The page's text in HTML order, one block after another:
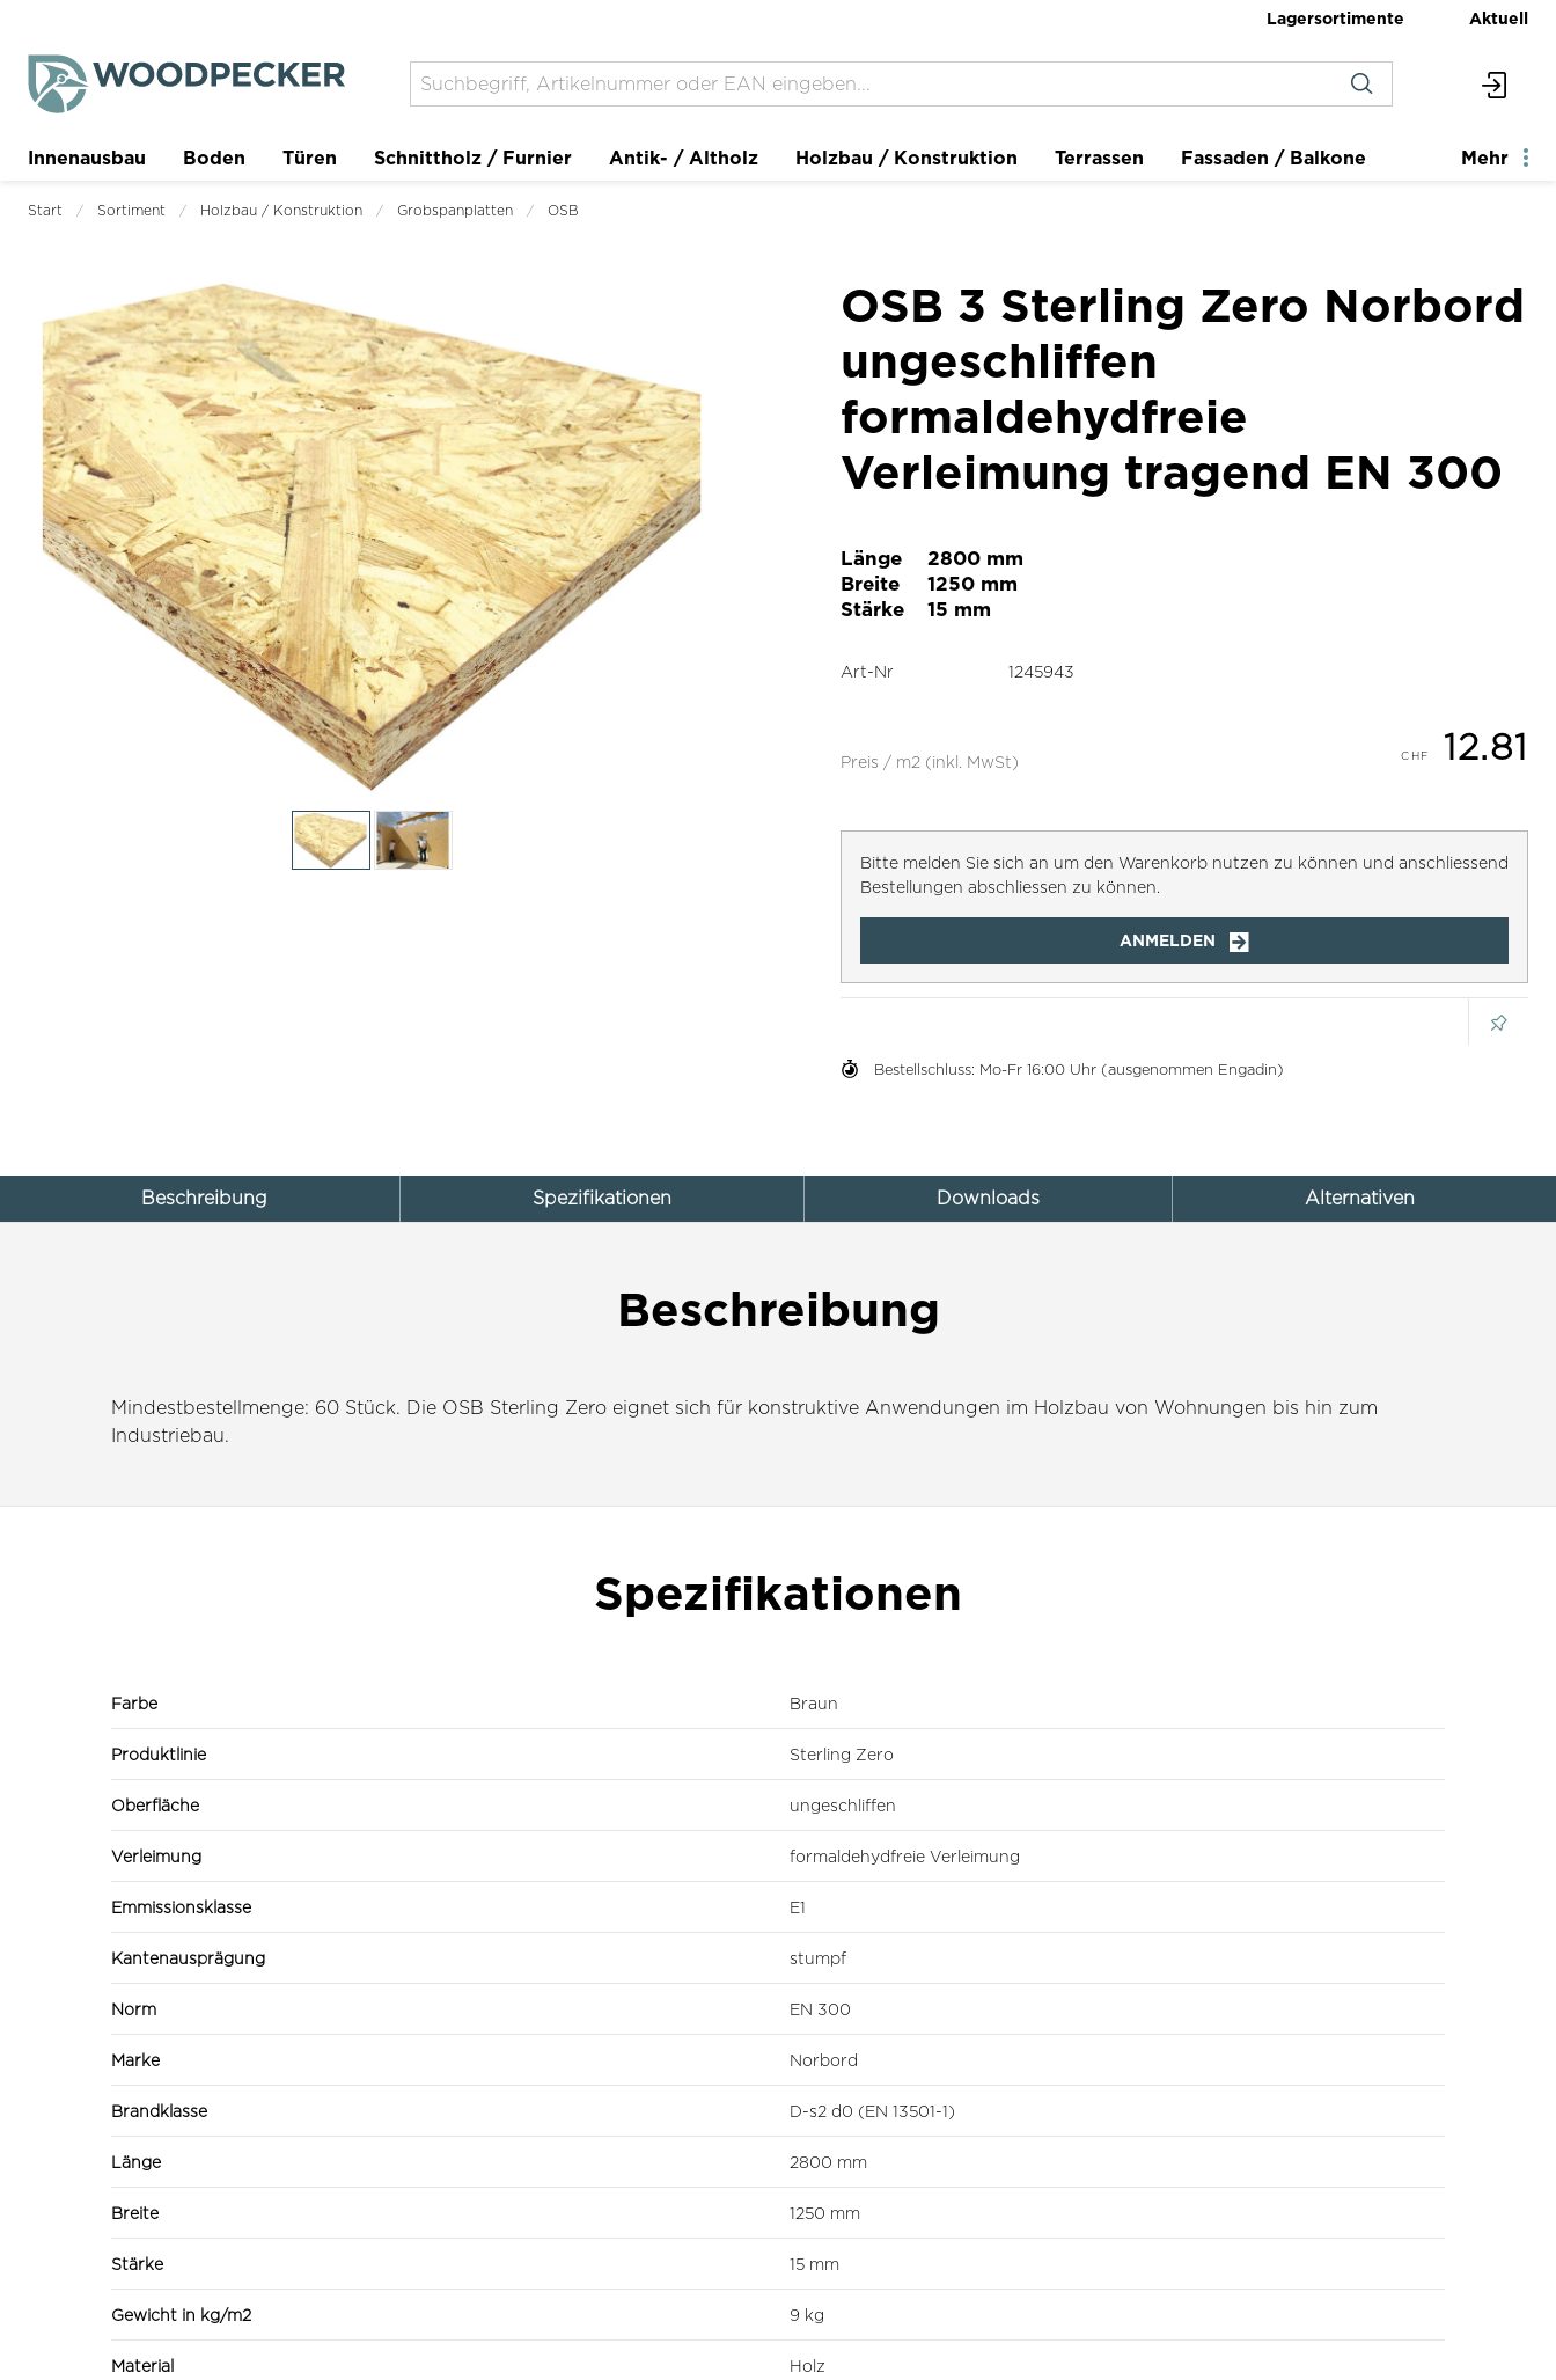
Lagersortimente Aktuell
Innenausbau Boden Türen Schnittholz / Furnier Antik- / Altholz Holzbau / Konstruktion Terrassen Fassaden / Balkone
Trockenbau Planer
Mehr
Start Sortiment Holzbau / Konstruktion Grobspanplatten OSB
OSB 3 Sterling Zero Norbord
ungeschliffen
formaldehydfreie
Verleimung tragend EN 300
Länge
2800 mm
Breite
1250 mm
Stärke
15 mm
Preis / m2 (inkl. MwSt) 12.81
Bitte melden Sie sich an um den Warenkorb nutzen zu können und anschliessend
Bestellungen abschliessen zu können.
ANMELDEN
Bestellschluss: Mo-Fr 16:00 Uhr (ausgenommen Engadin)
Art-Nr 1245943
Beschreibung Spezifikationen Downloads Alternativen
Beschreibung
Mindestbestellmenge: 60 Stück. Die OSB Sterling Zero eignet sich für konstruktive Anwendungen im Holzbau von Wohnungen bis hin zum
Industriebau.
Spezifikationen
Farbe Braun
Produktlinie Sterling Zero
Oberfläche ungeschliffen
Verleimung formaldehydfreie Verleimung
Emmissionsklasse E1
Kantenausprägung stumpf
Norm EN 300
Marke Norbord
Brandklasse D-s2 d0 (EN 13501-1)
Länge 2800 mm
Breite 1250 mm
Stärke 15 mm
Gewicht in kg/m2 9 kg
Material Holz